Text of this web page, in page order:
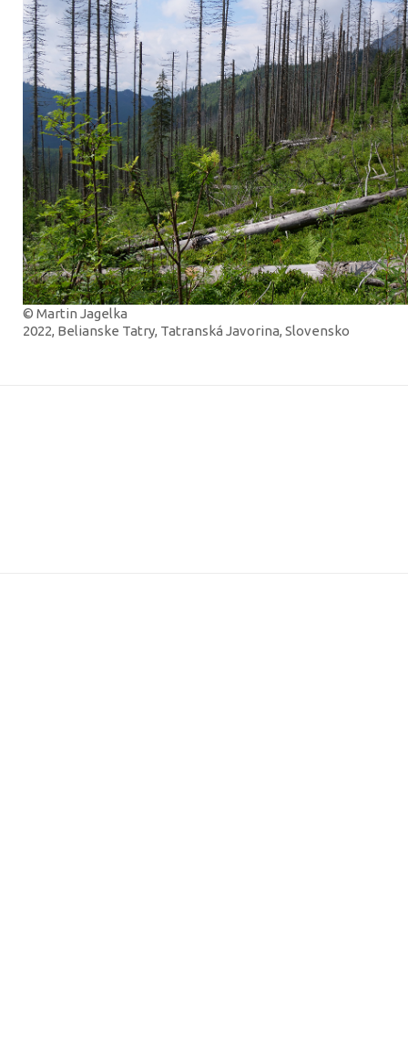
© Martin Jagelka
2022, Belianske Tatry, Tatranská Javorina, Slovensko